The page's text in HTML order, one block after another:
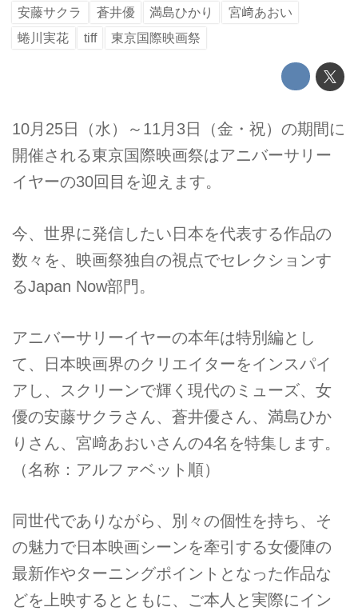
安藤サクラ 蒼井優 満島ひかり
宮﨑あおい
蜷川実花
tiff 東京国際映画祭
10月25日（水）～11月3日（金・祝）の期間に
開催される東京国際映画祭はアニバーサリー
イヤーの30回目を迎えます。
今、世界に発信したい日本を代表する作品の
数々を、映画祭独自の視点でセレクションす
るJapan Now部門。
アニバーサリーイヤーの本年は特別編とし
て、日本映画界のクリエイターをインスパイ
アし、スクリーンで輝く現代のミューズ、女
優の安藤サクラさん、蒼井優さん、満島ひか
りさん、宮﨑あおいさんの4名を特集します。
（名称：アルファベット順）
同世代でありながら、別々の個性を持ち、そ
の魅力で日本映画シーンを牽引する女優陣の
最新作やターニングポイントとなった作品な
どを上映するとともに、ご本人と実際にイン